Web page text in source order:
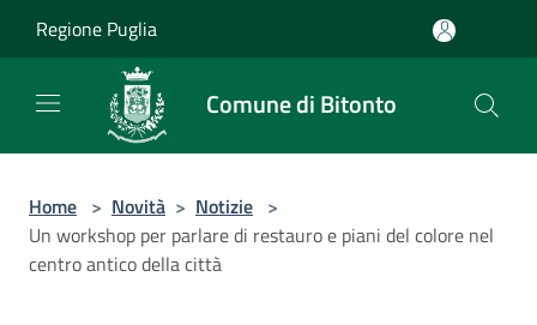
Regione Puglia
Comune di Bitonto
Home > Novità > Notizie >
Un workshop per parlare di restauro e piani del colore nel
centro antico della città